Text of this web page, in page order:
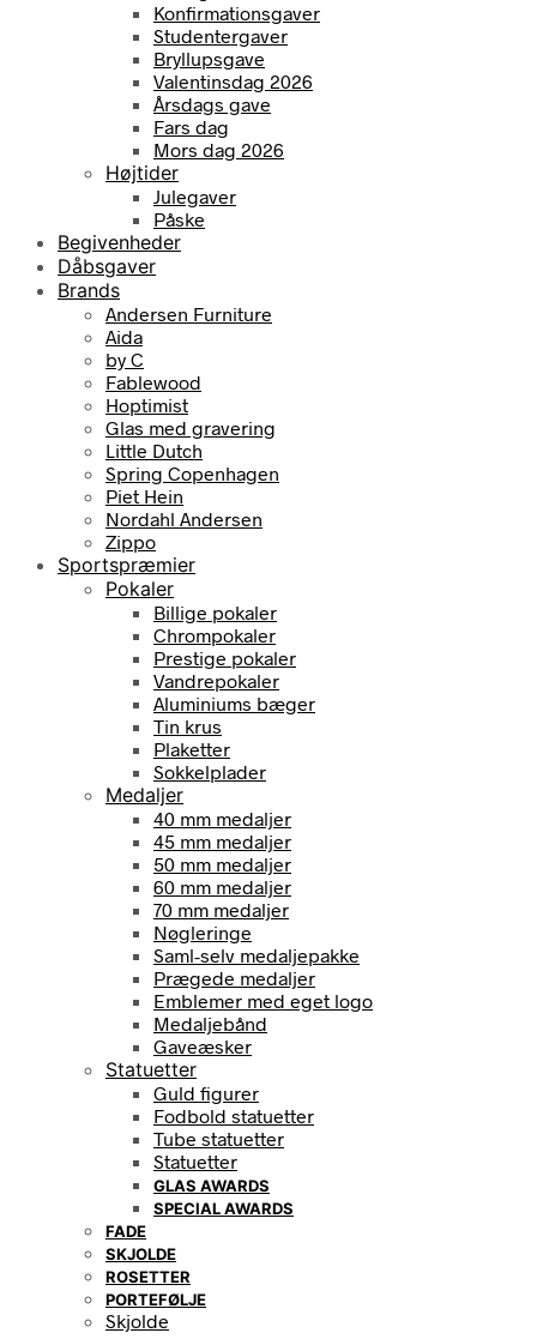
Konfirmationsgaver
Studentergaver
Bryllupsgave
Valentinsdag 2026
Årsdags gave
Fars dag
Mors dag 2026
Højtider
Julegaver
Påske
Begivenheder
Dåbsgaver
Brands
Andersen Furniture
Aida
by C
Fablewood
Hoptimist
Glas med gravering
Little Dutch
Spring Copenhagen
Piet Hein
Nordahl Andersen
Zippo
Sportspræmier
Pokaler
Billige pokaler
Chrompokaler
Prestige pokaler
Vandrepokaler
Aluminiums bæger
Tin krus
Plaketter
Sokkelplader
Medaljer
40 mm medaljer
45 mm medaljer
50 mm medaljer
60 mm medaljer
70 mm medaljer
Nøgleringe
Saml-selv medaljepakke
Prægede medaljer
Emblemer med eget logo
Medaljebånd
Gaveæsker
Statuetter
Guld figurer
Fodbold statuetter
Tube statuetter
Statuetter
GLAS AWARDS
SPECIAL AWARDS
FADE
SKJOLDE
ROSETTER
PORTEFØLJE
Skjolde